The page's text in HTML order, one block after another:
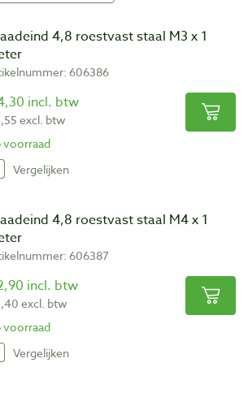
4,8 roestvast staal M3 x 1
606386
incl. btw
excl. btw
voorraad
Vergelijken
4,8 roestvast staal M4 x 1
606387
incl. btw
excl. btw
voorraad
Vergelijken